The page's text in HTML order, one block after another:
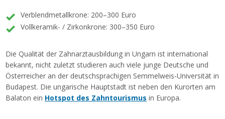
Verblendmetallkrone: 200–300 Euro
Vollkeramik- / Zirkonkrone: 300–350 Euro
Die Qualität der Zahnarztausbildung in Ungarn ist international
bekannt, nicht zuletzt studieren auch viele junge Deutsche und
Österreicher an der deutschsprachigen Semmelweis-Universität in
Budapest. Die ungarische Hauptstadt ist neben den Kurorten am
Balaton ein Hotspot des Zahntourismus in Europa.